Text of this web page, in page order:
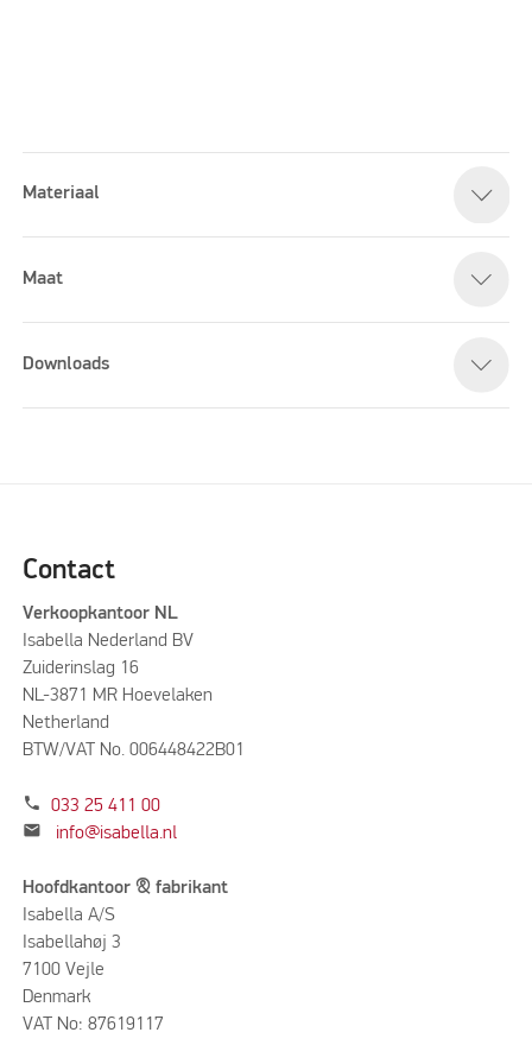
Please accept marketing cookies to watch this video
Materiaal
Maat
Downloads
Contact
Verkoopkantoor NL
Isabella Nederland BV
Zuiderinslag 16
NL-3871 MR Hoevelaken
Netherland
BTW/VAT No. 006448422B01
phone 033 25 411 00
mail info@isabella.nl
Hoofdkantoor & fabrikant
Isabella A/S
Isabellahøj 3
7100 Vejle
Denmark
VAT No: 87619117